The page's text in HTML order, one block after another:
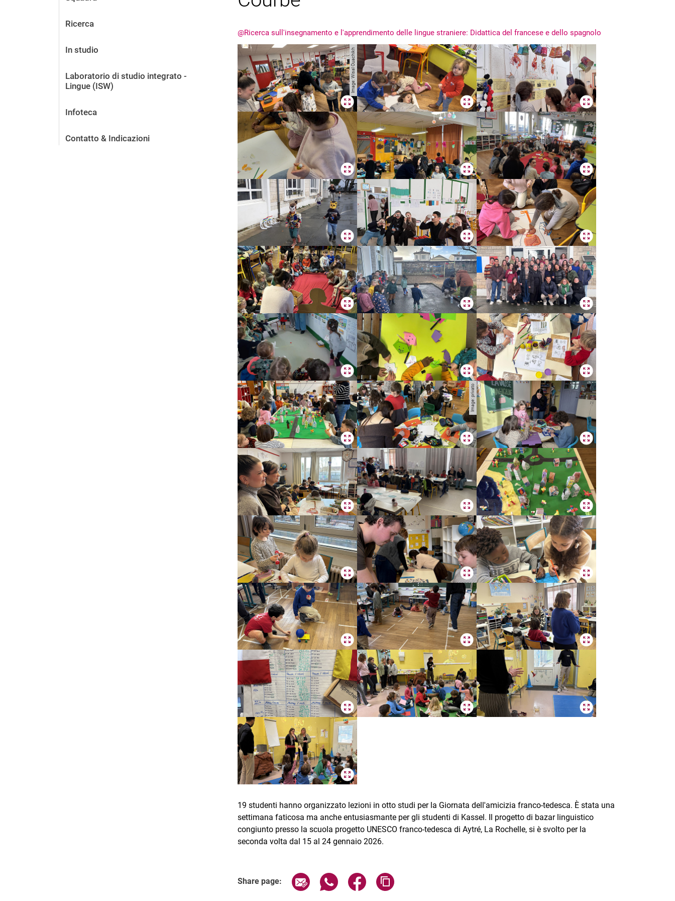
Ricerca
In studio
Laboratorio di studio integrato -
Lingue (ISW)
Infoteca
Contatto & Indicazioni
@Ricerca sull'insegnamento e l'apprendimento delle lingue straniere: Didattica del francese e dello spagnolo
Image: Wisal Ouachikh
Image: privato
19 studenti hanno organizzato lezioni in otto studi per la Giornata dell'amicizia franco-tedesca. È stata una
settimana faticosa ma anche entusiasmante per gli studenti di Kassel. Il progetto di bazar linguistico
congiunto presso la scuola progetto UNESCO franco-tedesca di Aytré, La Rochelle, si è svolto per la
seconda volta dal 15 al 24 gennaio 2026.
Share page: Share page via email
Share page via WhatsApp (external link, opens in a new window)
Share page via Facebook (external link, opens in a new window)